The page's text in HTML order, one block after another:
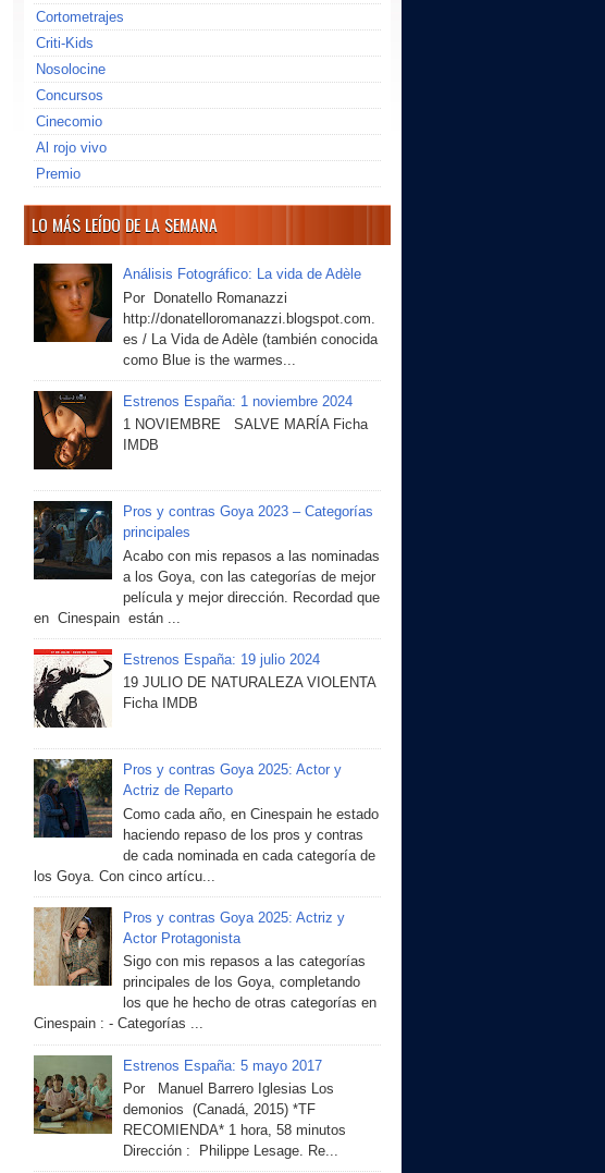
Cortometrajes
Criti-Kids
Nosolocine
Concursos
Cinecomio
Al rojo vivo
Premio
LO MÁS LEÍDO DE LA SEMANA
Análisis Fotográfico: La vida de Adèle
Por Donatello Romanazzi
http://donatelloromanazzi.blogspot.com.
es / La Vida de Adèle (también conocida
como Blue is the warmes...
Estrenos España: 1 noviembre 2024
1 NOVIEMBRE SALVE MARÍA Ficha
IMDB
Pros y contras Goya 2023 – Categorías
principales
Acabo con mis repasos a las nominadas
a los Goya, con las categorías de mejor
película y mejor dirección. Recordad que
en Cinespain están ...
Estrenos España: 19 julio 2024
19 JULIO DE NATURALEZA VIOLENTA
Ficha IMDB
Pros y contras Goya 2025: Actor y
Actriz de Reparto
Como cada año, en Cinespain he estado
haciendo repaso de los pros y contras
de cada nominada en cada categoría de
los Goya. Con cinco artícu...
Pros y contras Goya 2025: Actriz y
Actor Protagonista
Sigo con mis repasos a las categorías
principales de los Goya, completando
los que he hecho de otras categorías en
Cinespain : - Categorías ...
Estrenos España: 5 mayo 2017
Por Manuel Barrero Iglesias Los
demonios (Canadá, 2015) *TF
RECOMIENDA* 1 hora, 58 minutos
Dirección : Philippe Lesage. Re...